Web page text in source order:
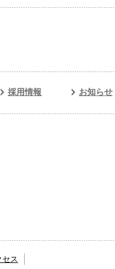
採用情報 お知らせ
セス